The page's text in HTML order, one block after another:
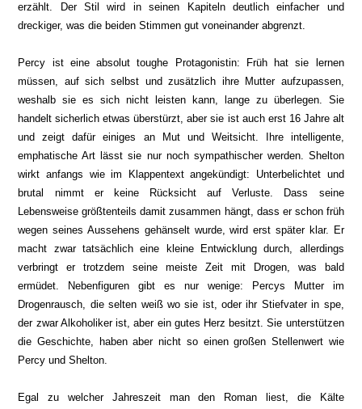
erzählt. Der Stil wird in seinen Kapiteln deutlich einfacher und
dreckiger, was die beiden Stimmen gut voneinander abgrenzt.
Percy ist eine absolut toughe Protagonistin: Früh hat sie
lernen
müssen, auf sich selbst und zusätzlich ihre Mutter aufzupassen,
weshalb sie es sich nicht leisten kann, lange zu überlegen. Sie
handelt sicherlich etwas überstürzt, aber sie ist auch erst 16 Jahre alt
und zeigt dafür einiges an Mut und Weitsicht. Ihre intelligente,
emphatische Art lässt sie nur noch sympathischer werden. Shelton
wirkt anfangs wie im Klappentext angekündigt: Unterbelichtet und
brutal nimmt er keine Rücksicht aufVerluste. Dass seine
Lebensweise größtenteils damit zusammen hängt, dass er schon früh
wegen seines Aussehens gehänselt wurde, wird erst später klar. Er
macht zwar tatsächlich eine kleine Entwicklung durch, allerdings
verbringt er trotzdem seine meiste Zeit mit Drogen, was bald
ermüdet. Nebenfiguren gibt es nur wenige: Percys Mutter im
Drogenrausch, die selten weiß wo sie ist, oder ihr Stiefvater in spe,
der zwarAlkoholiker ist, aber ein gutes Herz besitzt. Sie unterstützen
die Geschichte, haben aber nicht so einengroßen Stellenwert wie
Percy und Shelton.
Egal zu welcher Jahreszeit man den Roman liest, die Kälte